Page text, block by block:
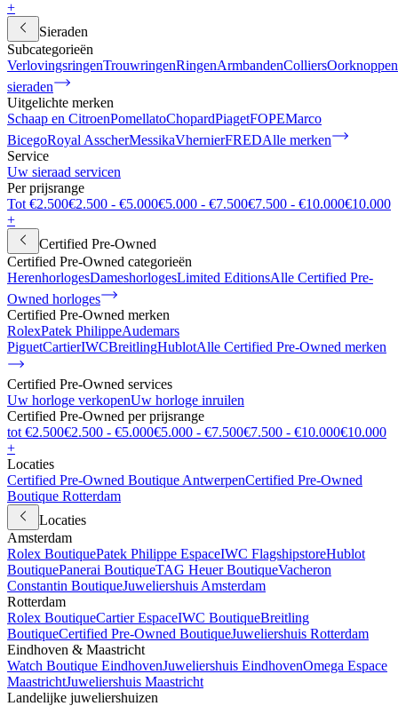
+
Sieraden
Subcategorieën
VerlovingsringenTrouwringenRingenArmbandenColliersOorknoppen
sieraden
Uitgelichte merken
Schaap en CitroenPomellatoChopardPiagetFOPEMarco
BicegoRoyal AsscherMessikaVhernierFREDAlle merken
Service
Uw sieraad servicen
Per prijsrange
Tot €2.500€2.500 - €5.000€5.000 - €7.500€7.500 - €10.000€10.000
+
Certified Pre-Owned
Certified Pre-Owned categorieën
HerenhorlogesDameshorlogesLimited EditionsAlle Certified Pre-
Owned horloges
Certified Pre-Owned merken
RolexPatek PhilippeAudemars
PiguetCartierIWCBreitlingHublotAlle Certified Pre-Owned merken
Certified Pre-Owned services
Uw horloge verkopenUw horloge inruilen
Certified Pre-Owned per prijsrange
tot €2.500€2.500 - €5.000€5.000 - €7.500€7.500 - €10.000€10.000
+
Locaties
Certified Pre-Owned Boutique AntwerpenCertified Pre-Owned
Boutique Rotterdam
Locaties
Amsterdam
Rolex BoutiquePatek Philippe EspaceIWC FlagshipstoreHublot
BoutiquePanerai BoutiqueTAG Heuer BoutiqueVacheron
Constantin BoutiqueJuweliershuis Amsterdam
Rotterdam
Rolex BoutiqueCartier EspaceIWC BoutiqueBreitling
BoutiqueCertified Pre-Owned BoutiqueJuweliershuis Rotterdam
Eindhoven & Maastricht
Watch Boutique EindhovenJuweliershuis EindhovenOmega Espace
MaastrichtJuweliershuis Maastricht
Landelijke juweliershuizen